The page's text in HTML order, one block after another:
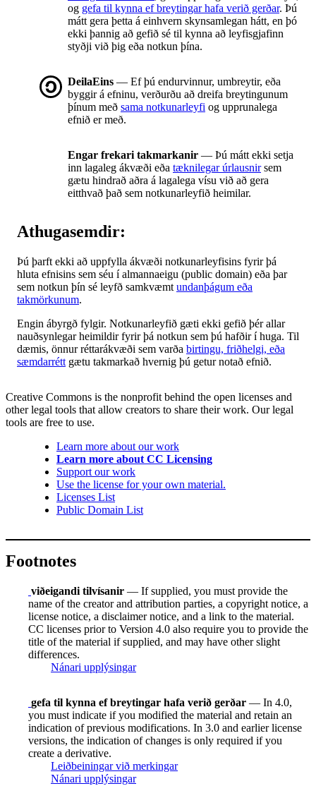
og gefa til kynna ef breytingar hafa verið gerðar. Þú
mátt gera þetta á einhvern skynsamlegan hátt, en þó
ekki þannig að gefið sé til kynna að leyfisgjafinn
styðji við þig eða notkun þína.
DeilaEins — Ef þú endurvinnur, umbreytir, eða
byggir á efninu, verðurðu að dreifa breytingunum
þínum með sama notkunarleyfi og upprunalega
efnið er með.
Engar frekari takmarkanir — Þú mátt ekki setja
inn lagaleg ákvæði eða tæknilegar úrlausnirsem
gætu hindrað aðra á lagalega vísu við að gera
eitthvað það sem notkunarleyfið heimilar.
Athugasemdir:
Þú þarft ekki að uppfylla ákvæði notkunarleyfisins fyrir þá
hluta efnisins sem séu í almannaeigu (public domain) eða þar
sem notkun þín sé leyfð samkvæmt undanþágum eða
takmörkunum.
Engin ábyrgð fylgir. Notkunarleyfið gæti ekki gefið þér allar
nauðsynlegar heimildir fyrir þá notkun sem þú hafðir í huga. Til
dæmis, önnur réttarákvæði sem varða birtingu, friðhelgi, eða
sæmdarrétt gætu takmarkað hvernig þú getur notað efnið.
Creative Commons is the nonprofit behind the open licenses and
other legal tools that allow creators to share their work. Our legal
tools are free to use.
Learn more about our work
Learn more about CC Licensing
Support our work
Use the license for your own material.
Licenses List
Public Domain List
Footnotes
viðeigandi tilvísanir — If supplied, you must provide the
name of the creator and attribution parties, a copyright notice, a
license notice, a disclaimer notice, and a link to the material.
CC licenses prior to Version 4.0 also require you to provide the
title of the material if supplied, and may have other slight
differences.
Nánari upplýsingar
gefa til kynna ef breytingar hafa verið gerðar — In 4.0,
you must indicate if you modified the material and retain an
indication of previous modifications. In 3.0 and earlier license
versions, the indication of changes is only required if you
create a derivative.
Leiðbeiningar við merkingar
Nánari upplýsingar